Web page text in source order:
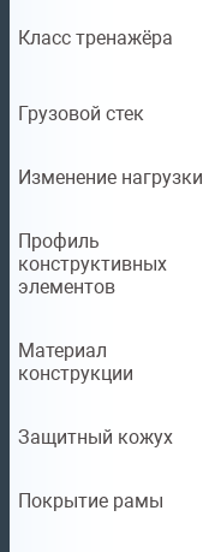
Класс тренажёра
Грузовой стек
Изменение нагрузки
Профиль
конструктивных
элементов
Материал
конструкции
Защитный кожух
Покрытие рамы